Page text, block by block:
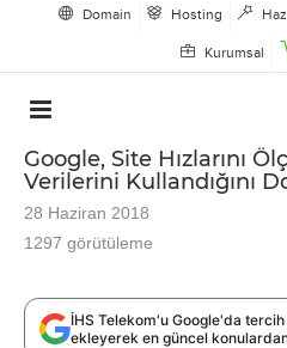
Domain Hosting
Kurumsal
Google, Site Hızlarını
Verilerini Kullandığını
28 Haziran 2018
1297 görütüleme
İHS Telekom'u Google'da
ekleyerek en güncel